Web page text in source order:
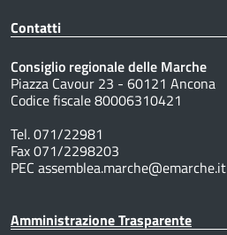
Contatti
Consiglio regionale delle Marche
Piazza Cavour 23 - 60121 Ancona
Codice fiscale 80006310421
Tel. 071/22981
Fax 071/2298203
PEC assemblea.marche@emarche.it
Amministrazione Trasparente